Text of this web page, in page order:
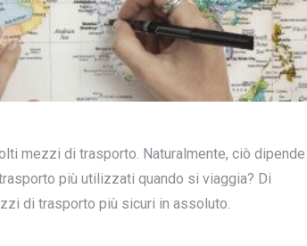
mezzi di trasporto. Naturalmente, ciò dipende
più utilizzati quando si viaggia? Di
di trasporto più sicuri in assoluto.